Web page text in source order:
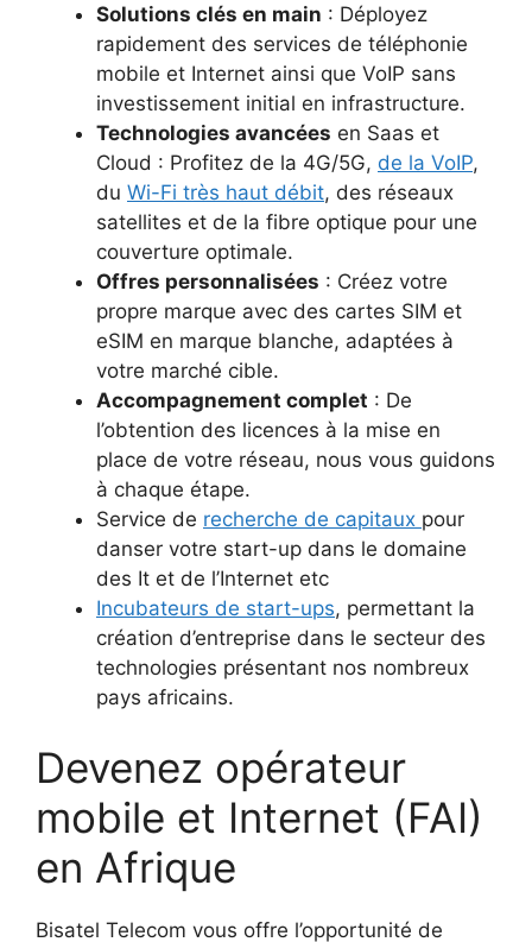
Solutions clés en main : Déployez
rapidement des services de téléphonie
mobile et Internet ainsi que VoIP sans
investissement initial en infrastructure.
Technologies avancées en Saas et
Cloud : Profitez de la 4G/5G, de la VoIP,
du Wi-Fi très haut débit, des réseaux
satellites et de la fibre optique pour une
couverture optimale.
Offres personnalisées : Créez votre
propre marque avec des cartes SIM et
eSIM en marque blanche, adaptées à
votre marché cible.
Accompagnement complet : De
l’obtention des licences à la mise en
place de votre réseau, nous vous guidons
à chaque étape.
Service de recherche de capitaux pour
danser votre start-up dans le domaine
des It et de l’Internet etc
Incubateurs de start-ups, permettant la
création d’entreprise dans le secteur des
technologies présentant nos nombreux
pays africains.
Devenez opérateur
mobile et Internet (FAI)
en Afrique
Bisatel Telecom vous offre l’opportunité de